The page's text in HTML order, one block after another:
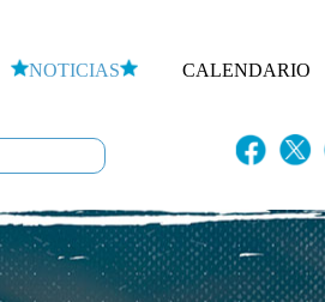
NOTICIAS CALENDARIO